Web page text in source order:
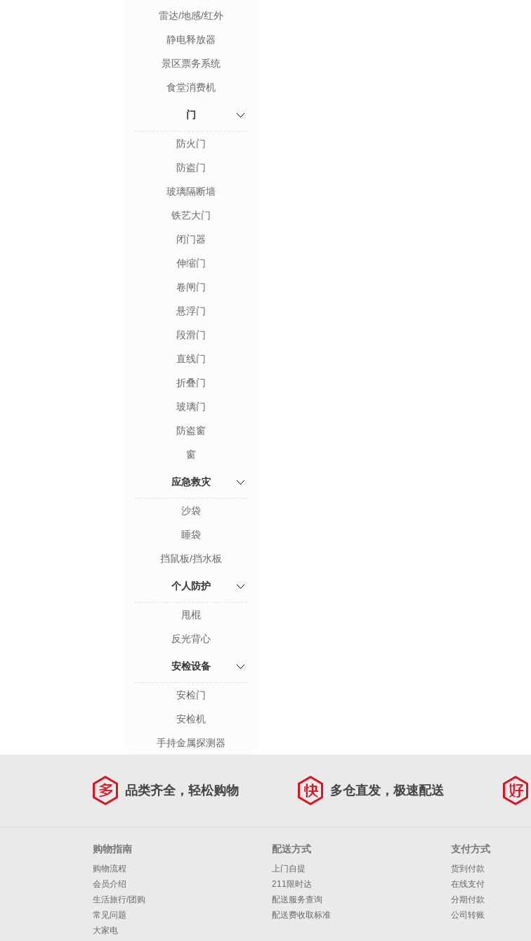
雷达/地感/红外
静电释放器
景区票务系统
食堂消费机
门
防火门
防盗门
玻璃隔断墙
铁艺大门
闭门器
伸缩门
卷闸门
悬浮门
段滑门
直线门
折叠门
玻璃门
防盗窗
窗
应急救灾
沙袋
睡袋
挡鼠板/挡水板
个人防护
甩棍
反光背心
安检设备
安检门
安检机
手持金属探测器
品类齐全，轻松购物 多仓直发，极速配送
购物指南
购物流程
会员介绍
生活旅行/团购
常见问题
大家电
配送方式
上门自提
211限时达
配送服务查询
配送费收取标准
支付方式
货到付款
在线支付
分期付款
公司转账